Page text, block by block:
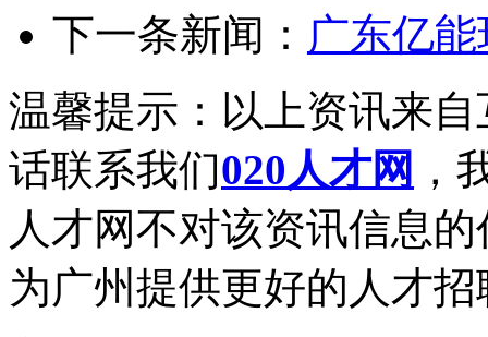
下一条新闻： 广东亿
温馨提示：以上资讯来
话联系我们020人才网 ，
人才网不对该资讯信息
为广州提供更好的人才